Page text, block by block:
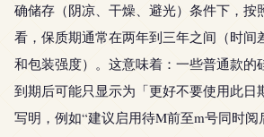
确储存（阴凉、干燥、避光）条件下，按
看，保质期通常在两年到三年之间（时间
和包装强度）。这意味着：一些普通款的
到期后可能只显示为「更好不要使用此日
写明，例如“建议启用待M前至m号同时阅